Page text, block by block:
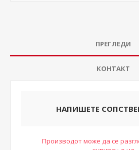
ПРЕГЛЕДИ
КОНТАКТ
НАПИШЕТЕ
Производот може да се